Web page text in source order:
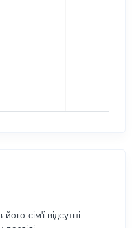
сім'ї відсутні